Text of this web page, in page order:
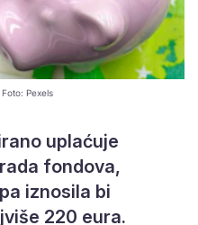
Pexels
uplaćuje
fondova,
iznosila bi
220 eura.